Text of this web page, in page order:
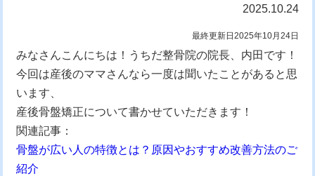
2025.10.24
最終更新日2025年10月24日
みなさんこんにちは！うちだ整骨院の院長、内田です！
今回は産後のママさんなら一度は聞いたことがあると思
います、
産後骨盤矯正について書かせていただきます！
関連記事：
骨盤が広い人の特徴とは？原因やおすすめ改善方法のご
紹介